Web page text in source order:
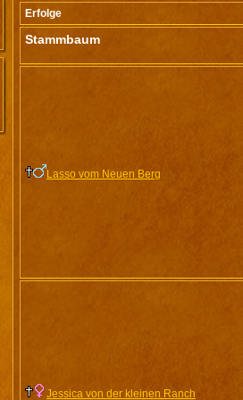
Erfolge
Stammbaum
Lasso vom Neuen Berg
Jessica von der kleinen Ranch